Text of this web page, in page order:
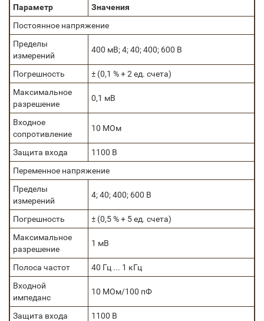
Параметр
Значения
Постоянное напряжение
Пределы
измерений
400 мВ; 4; 40; 400; 600 В
Погрешность
± (0,1 % + 2 ед. счета)
Максимальное
разрешение
0,1 мВ
Входное
сопротивление
10 МОм
Защита входа
1100 В
Переменное напряжение
Пределы
измерений
4; 40; 400; 600 В
Погрешность
± (0,5 % + 5 ед. счета)
Максимальное
разрешение
1 мВ
Полоса частот
40 Гц ... 1 кГц
Входной
импеданс
10 МОм/100 пФ
Защита входа 1100 В